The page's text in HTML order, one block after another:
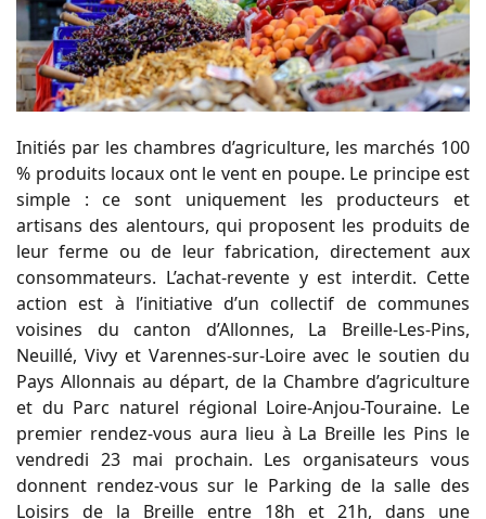
Initiés par les chambres d’agriculture, les marchés 100
% produits locaux ont le vent en poupe. Le principe est
simple : ce sont uniquement les producteurs et
artisans des alentours, qui proposent les produits de
leur ferme ou de leur fabrication, directement aux
consommateurs. L’achat-revente y est interdit. Cette
action est à l’initiative d’un collectif de communes
voisines du canton d’Allonnes, La Breille-Les-Pins,
Neuillé, Vivy et Varennes-sur-Loire avec le soutien du
Pays Allonnais au départ, de la Chambre d’agriculture
et du Parc naturel régional Loire-Anjou-Touraine. Le
premier rendez-vous aura lieu à La Breille les Pins le
vendredi 23 mai prochain. Les organisateurs vous
donnent rendez-vous sur le Parking de la salle des
Loisirs de la Breille entre 18h et 21h, dans une